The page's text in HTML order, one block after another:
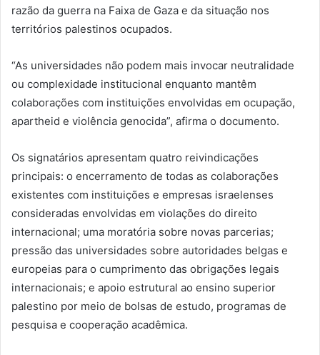
razão da guerra na Faixa de Gaza e da situação nos
territórios palestinos ocupados.
“As universidades não podem mais invocar neutralidade
ou complexidade institucional enquanto mantêm
colaborações com instituições envolvidas em ocupação,
apartheid e violência genocida”, afirma o documento.
Os signatários apresentam quatro reivindicações
principais: o encerramento de todas as colaborações
existentes com instituições e empresas israelenses
consideradas envolvidas em violações do direito
internacional; uma moratória sobre novas parcerias;
pressão das universidades sobre autoridades belgas e
europeias para o cumprimento das obrigações legais
internacionais; e apoio estrutural ao ensino superior
palestino por meio de bolsas de estudo, programas de
pesquisa e cooperação acadêmica.